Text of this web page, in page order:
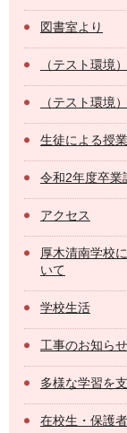
図書室より
（テスト環境
（テスト環境
生徒による授
令和2年度卒業
アクセス
厚木清南学校
いて
学校生活
工事のお知らせ
多様な学習を
在校生・保護